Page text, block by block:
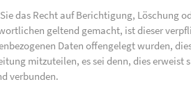
das Recht auf Berichtigung, Löschung
geltend gemacht, ist dieser
Daten offengelegt wurden,
mitzuteilen, es sei denn, dies
verbunden.